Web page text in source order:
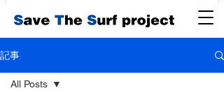
記事
All Posts